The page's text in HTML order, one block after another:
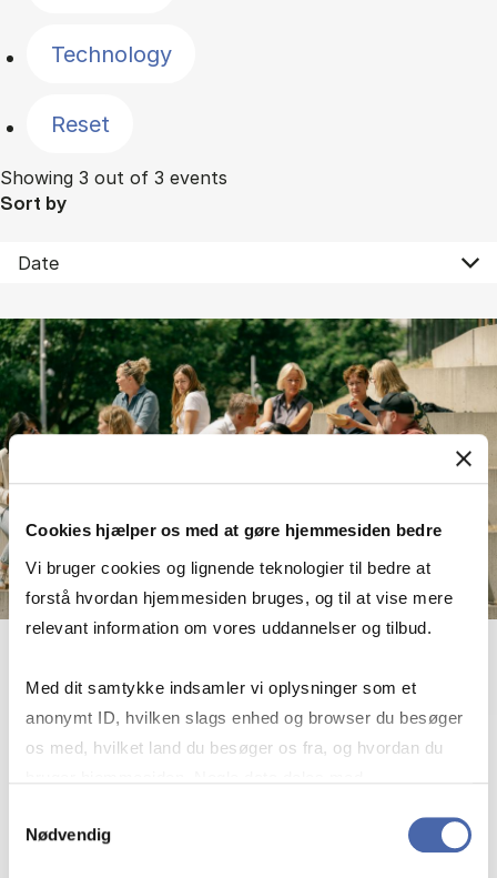
Cookies hjælper os med at gøre hjemmesiden bedre
Vi bruger cookies og lignende teknologier til bedre at
forstå hvordan hjemmesiden bruges, og til at vise mere
relevant information om vores uddannelser og tilbud.
Med dit samtykke indsamler vi oplysninger som et
anonymt ID, hvilken slags enhed og browser du besøger
os med, hvilket land du besøger os fra, og hvordan du
markedsføring. Du bestemmer selv - og kan altid trække
Nødvendig
Technology
Reset
Showing 3 out of 3 events
Sort by
DVIPs and Re­search Acti­vi­ties
Date: 2 September 2026
Location:Kilen 14 A
View event DVIPs and Re­search Acti­vi­ties